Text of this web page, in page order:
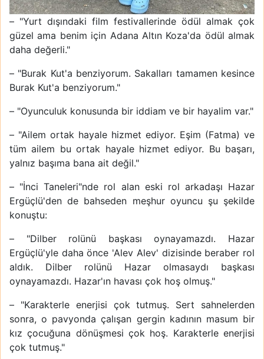
– "Yurt dışındaki film festivallerinde ödül almak çok
güzel ama benim için Adana Altın Koza'da ödül almak
daha değerli."
– "Burak Kut'a benziyorum. Sakalları tamamen kesince
Burak Kut'a benziyorum."
– "Oyunculuk konusunda bir iddiam ve bir hayalim var."
– "Ailem ortak hayale hizmet ediyor. Eşim (Fatma) ve
tüm ailem bu ortak hayale hizmet ediyor. Bu başarı,
yalnız başıma bana ait değil."
– "İnci Taneleri"nde rol alan eski rol arkadaşı Hazar
Ergüçlü'den de bahseden meşhur oyuncu şu şekilde
konuştu:
– "Dilber rolünü başkası oynayamazdı. Hazar
Ergüçlü'yle daha önce 'Alev Alev' dizisinde beraber rol
aldık. Dilber rolünü Hazar olmasaydı başkası
oynayamazdı. Hazar'ın havası çok hoş olmuş."
– "Karakterle enerjisi çok tutmuş. Sert sahnelerden
sonra, o pavyonda çalışan gergin kadının masum bir
kız çocuğuna dönüşmesi çok hoş. Karakterle enerjisi
çok tutmuş."